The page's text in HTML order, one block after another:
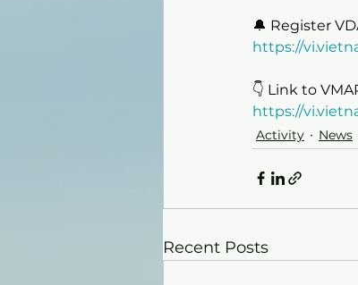
🔔 Register
https://
👇 Link to
https://
Activity News
Recent Posts